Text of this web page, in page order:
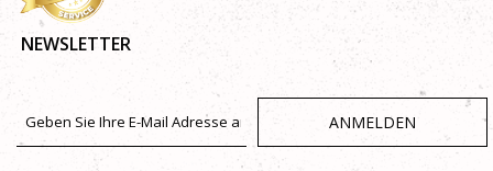
NEWSLETTER
ANMELDEN